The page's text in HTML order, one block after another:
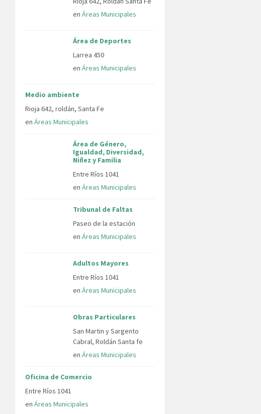
en Áreas Municipales
Área de Deportes
Larrea 450
en Áreas Municipales
Medio ambiente
Rioja 642, roldán, Santa Fe
en Áreas Municipales
Área de Género,
Igualdad, Diversidad,
Niñez y Familia
Entre Ríos 1041
en Áreas Municipales
Tribunal de Faltas
Paseo de la estación
en Áreas Municipales
Adultos Mayores
Entre Ríos 1041
en Áreas Municipales
Obras Particulares
San Martin y Sargento
Cabral, Roldán Santa fe
en Áreas Municipales
Oficina de Comercio
Entre Ríos 1041
en Áreas Municipales